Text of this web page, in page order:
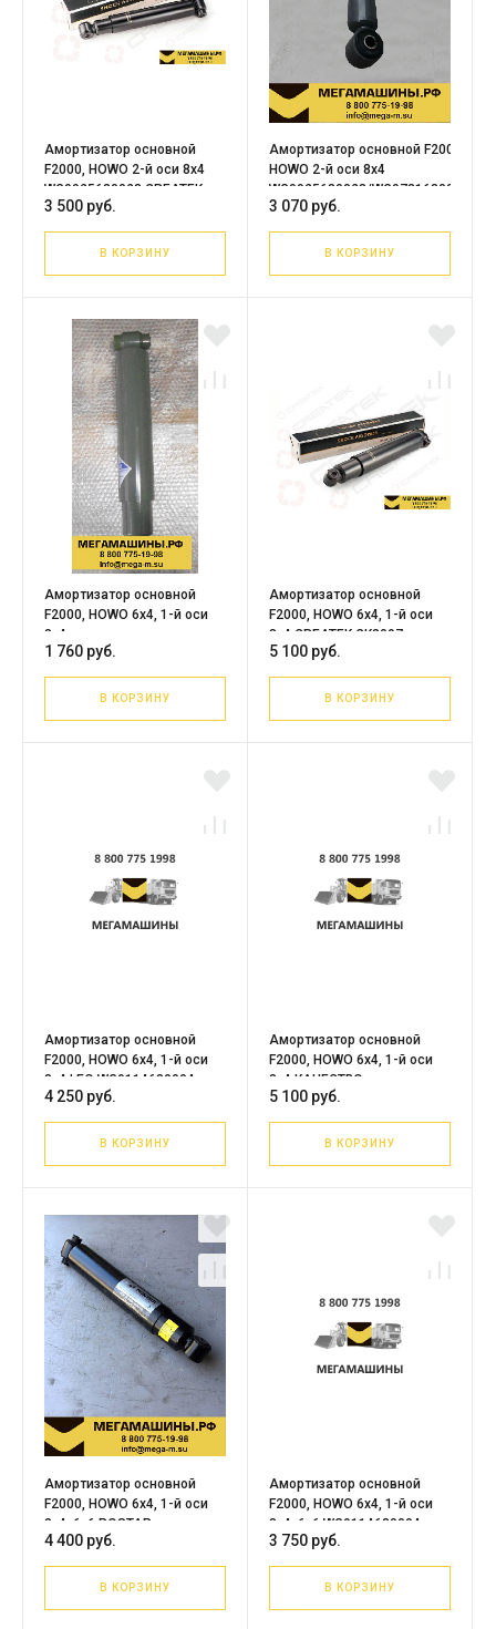
Амортизатор основной
F2000, HOWO 2-й оси 8х4
WG9925680028 CREATEK
CK8098
3 500 руб.
В КОРЗИНУ
Амортизатор основной F2000,
HOWO 2-й оси 8х4
WG9925680028/WG9731680031
3 070 руб.
В КОРЗИНУ
Амортизатор основной
F2000, HOWO 6х4, 1-й оси
8х4
1 760 руб.
В КОРЗИНУ
Амортизатор основной
F2000, HOWO 6х4, 1-й оси
8х4 CREATEK CK8097
WG9114680004
5 100 руб.
В КОРЗИНУ
Амортизатор основной
F2000, HOWO 6х4, 1-й оси
8х4 LEO WG9114680004
4 250 руб.
В КОРЗИНУ
Амортизатор основной
F2000, HOWO 6х4, 1-й оси
8х4 КАЧЕСТВО
5 100 руб.
В КОРЗИНУ
Амортизатор основной
F2000, HOWO 6х4, 1-й оси
8х4, 6х6 ROSTAR
4 400 руб.
В КОРЗИНУ
Амортизатор основной
F2000, HOWO 6х4, 1-й оси
8х4, 6х6 WG9114680004
/PRC
3 750 руб.
В КОРЗИНУ